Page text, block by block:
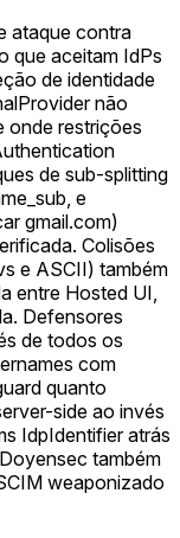
ataque contra
que aceitam IdPs
de identidade
não
onde restrições
de sub-splitting
e
gmail.com)
Colisões
e ASCII) também
entre Hosted UI,
Defensores
de todos os
com
quanto
side ao invés
IdpIdentifier atrás
também
weaponizado